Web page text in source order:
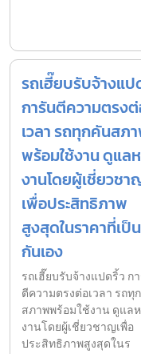
รถเฮี๊ยบรับจ้างแป
การันตีความตรง
เวลา รถทุกคันสภ
พร้อมใช้งาน ดูแล
งานโดยผู้เชี่ยวช
เพื่อประสิทธิภาพ
สูงสุดในราคาที่เป็น
กันเอง
รถเฮี๊ยบรับจ้างแปดริ้ว ก
ตีความตรงต่อเวลา รถทุ
สภาพพร้อมใช้งาน ดูแล
งานโดยผู้เชี่ยวชาญเพื่อ
ประสิทธิภาพสูงสุดในร